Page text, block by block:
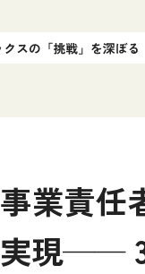
事業責任
実現──